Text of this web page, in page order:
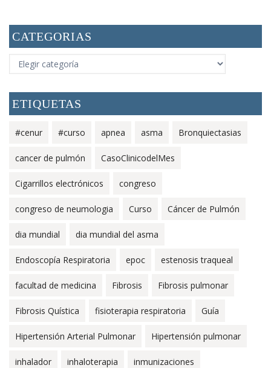
CATEGORIAS
CATEGORIAS
ETIQUETAS
#cenur #curso apnea asma Bronquiectasias
cancer de pulmón CasoClinicodelMes
Cigarrillos electrónicos congreso
congreso de neumologia Curso Cáncer de Pulmón
dia mundial dia mundial del asma
Endoscopía Respiratoria epoc estenosis traqueal
facultad de medicina Fibrosis Fibrosis pulmonar
Fibrosis Quística fisioterapia respiratoria Guía
Hipertensión Arterial Pulmonar Hipertensión pulmonar
inhalador inhaloterapia inmunizaciones